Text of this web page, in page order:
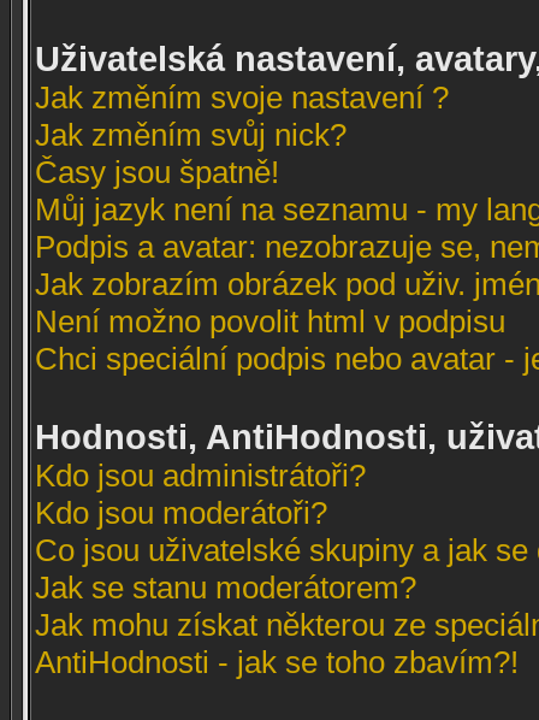
Uživatelská nastavení,
Jak změním svoje nastavení ?
Jak změním svůj nick?
Časy jsou špatně!
Můj jazyk není na seznamu - my
Podpis a avatar: nezobrazuje se,
Jak zobrazím obrázek pod uživ.
Není možno povolit html v podpisu
Chci speciální podpis nebo avatar -
Hodnosti, AntiHodnosti,
Kdo jsou administrátoři?
Kdo jsou moderátoři?
Co jsou uživatelské skupiny a jak
Jak se stanu moderátorem?
Jak mohu získat některou ze
AntiHodnosti - jak se toho zbavím?!